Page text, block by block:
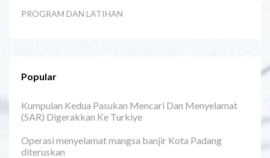
PROGRAM DAN LATIHAN
Popular
Kumpulan Kedua Pasukan Mencari Dan Menyelamat
(SAR) Digerakkan Ke Turkiye
Operasi menyelamat mangsa banjir Kota Padang
diteruskan